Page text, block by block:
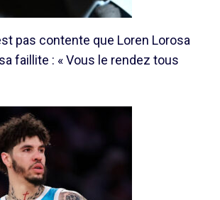
pas contente que Loren Lorosa
faillite : « Vous le rendez tous